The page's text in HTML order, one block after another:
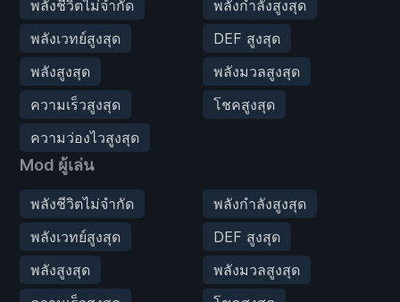
พลังชีวิตไม่จำกัด
พลังกำลังสูงสุด
พลังเวทย์สูงสุด
DEF สูงสุด
พลังสูงสุด
พลังมวลสูงสุด
ความเร็วสูงสุด
โชคสูงสุด
ความว่องไวสูงสุด
Mod ผู้เล่น
พลังชีวิตไม่จำกัด
พลังกำลังสูงสุด
พลังเวทย์สูงสุด
DEF สูงสุด
พลังสูงสุด
พลังมวลสูงสุด